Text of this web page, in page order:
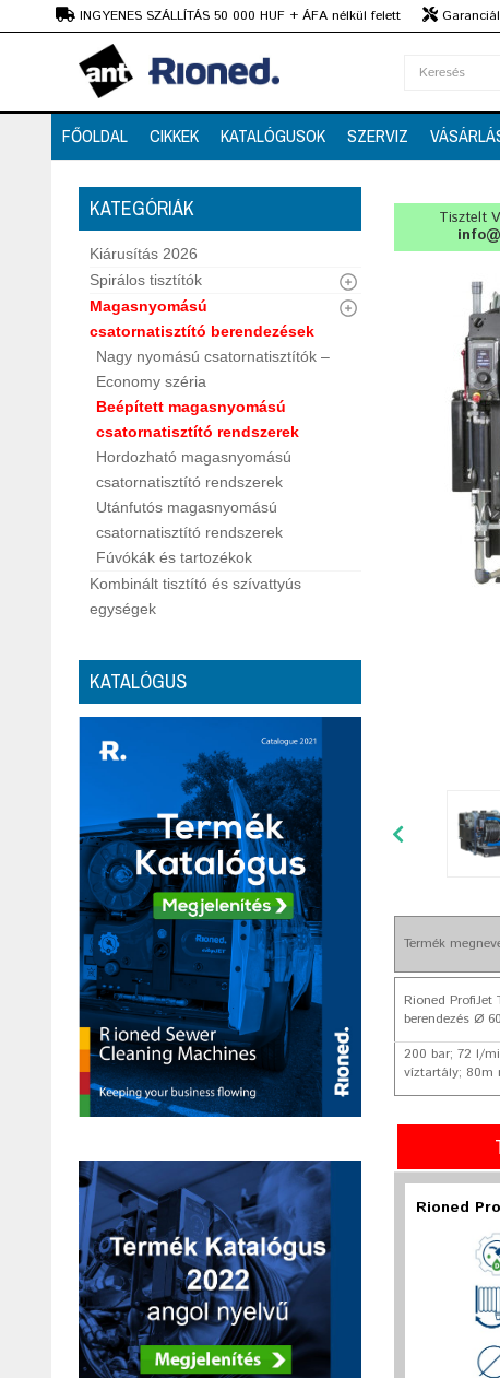
INGYENES SZÁLLÍTÁS 50 000 HUF + ÁFA nélkül felett
Szaktanácsadás
FŐOLDAL CIKKEK KATALÓGUSOK SZERVIZ
KATEGÓRIÁK
Kiárusítás 2026
Spirálos tisztítók
Magasnyomású
csatornatisztító berendezések
Nagy nyomású csatornatisztítók –
Economy széria
Beépített magasnyomású
csatornatisztító rendszerek
Hordozható magasnyomású
csatornatisztító rendszerek
Utánfutós magasnyomású
csatornatisztító rendszerek
Fúvókák és tartozékok
Kombinált tisztító és szívattyús
egységek
KATALÓGUS
Tisztelt
Termék
Rioned
berendezés Ø
200 bar; 72 l/
víztartály; 80m
Rioned